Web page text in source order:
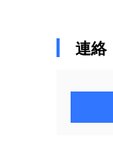
連絡